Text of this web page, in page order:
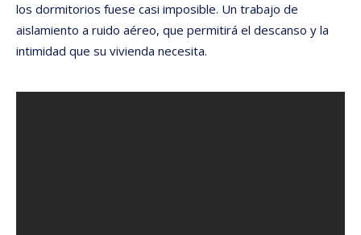
los dormitorios fuese casi imposible. Un trabajo de
aislamiento a ruido aéreo, que permitirá el descanso y la
intimidad que su vivienda necesita.